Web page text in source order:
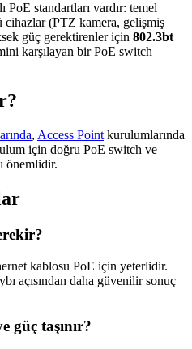
PoE standartları vardır: temel
cihazlar (PTZ kamera, gelişmiş
güç gerektirenler için 802.3bt
karşılayan bir PoE switch
, Access Point kurulumlarında
için doğru PoE switch ve
önemlidir.
kablosu PoE için yeterlidir.
açısından daha güvenilir sonuç
güç taşınır?